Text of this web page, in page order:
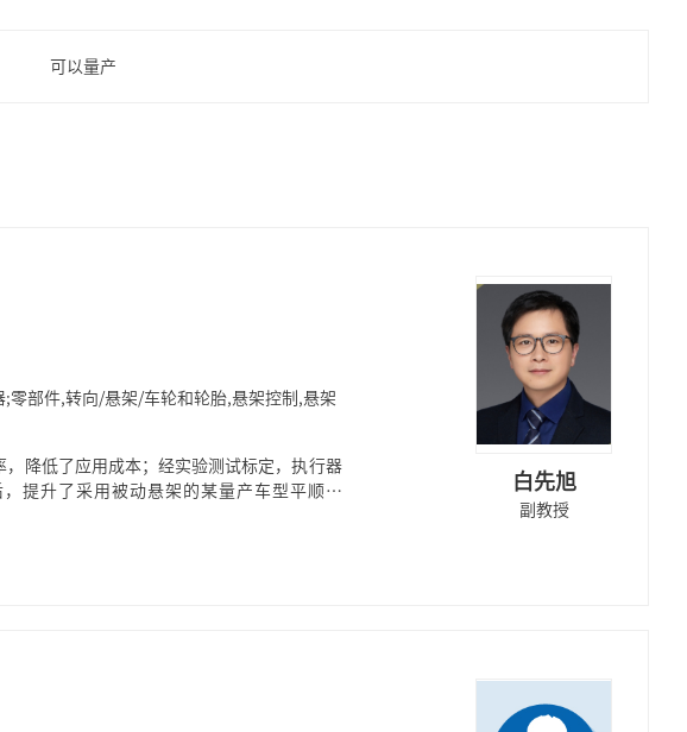
可以量产
零部件,转向/悬架/车轮和轮胎,悬架控制,悬架
降低了应用成本；经实验测试标定，执行器
提升了采用被动悬架的某量产车型平顺性
白先旭
副教授